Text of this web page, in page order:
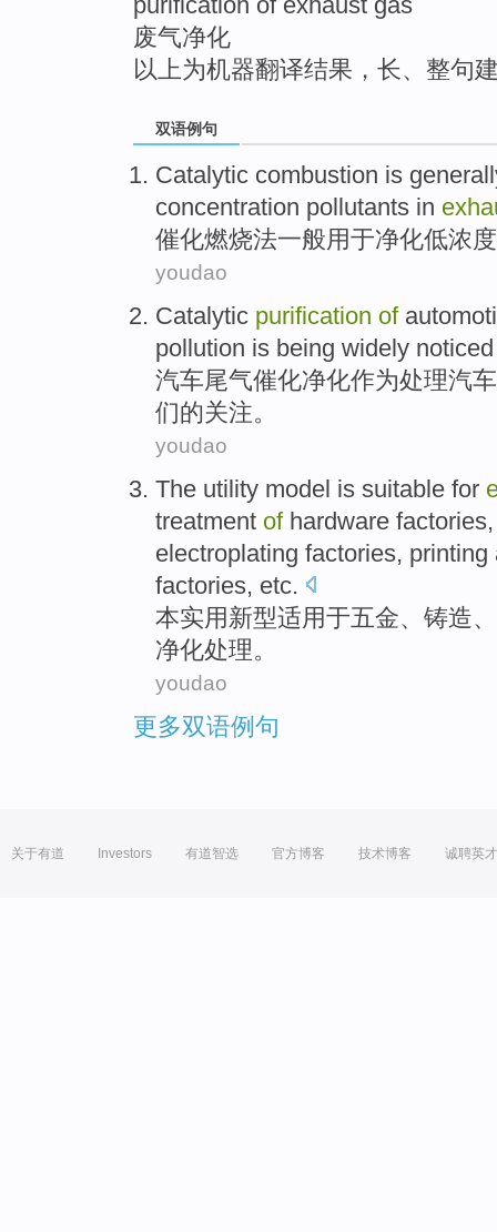
废气净化
以上为机器翻译结果，长、整句
双语例句
Catalytic combustion is
concentration pollutants in
催化燃烧法一般用于净化低浓度
youdao
Catalytic purification of
pollution is being widely noticed
汽车尾气催化净化作为处理汽
们的关注。
youdao
The utility model is suitable for
treatment of hardware factories
electroplating factories, printing
factories, etc.
本实用新型适用于五金、 铸造、
净化处理。
youdao
更多双语例句
关于有道 Investors 有道智选 官方博客 技术博客 诚聘英才